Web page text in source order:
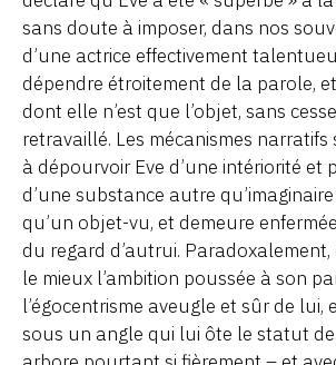
sans doute à imposer, dans nos
d’une actrice effectivement
dépendre étroitement de la parole,
dont elle n’est que l’objet, sans
retravaillé. Les mécanismes narratifs
à dépourvoir Eve d’une intériorité et
d’une substance autre qu’imaginaire
qu’un objet-vu, et demeure
du regard d’autrui.
le mieux l’ambition poussée à son
l’égocentrisme aveugle et sûr de lui,
sous un angle qui lui ôte le statut